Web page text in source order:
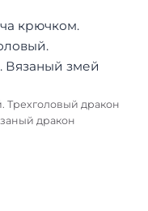
Трехголовый дракон
дракон